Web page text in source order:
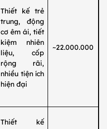
Thiết kế trẻ
trung, động
cơ êm ái, tiết
kiệm nhiên
liệu, cốp
rộng rãi,
nhiều tiện ích
hiện đại
~22.000.000
Thiết kế